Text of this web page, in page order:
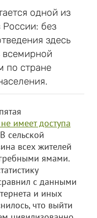
одной из
без
здесь
всемирной
по стране
имеет доступа
сельской
всех жителей
ямами.
с данными
и иных
что выйти